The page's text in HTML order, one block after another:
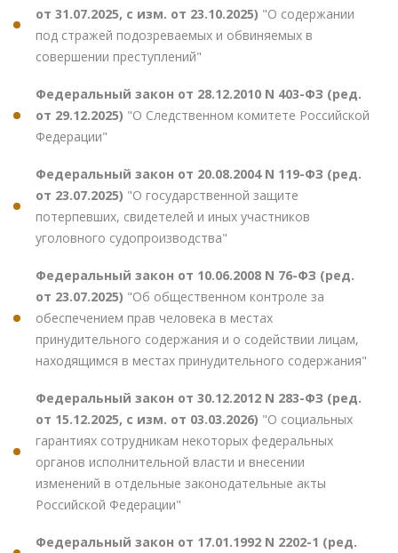
от 31.07.2025, с изм. от 23.10.2025) "О содержании
под стражей подозреваемых и обвиняемых в
совершении преступлений"
Федеральный закон от 28.12.2010 N 403-ФЗ (ред.
от 29.12.2025) "О Следственном комитете Российской
Федерации"
Федеральный закон от 20.08.2004 N 119-ФЗ (ред.
от 23.07.2025) "О государственной защите
потерпевших, свидетелей и иных участников
уголовного судопроизводства"
Федеральный закон от 10.06.2008 N 76-ФЗ (ред.
от 23.07.2025) "Об общественном контроле за
обеспечением прав человека в местах
принудительного содержания и о содействии лицам,
находящимся в местах принудительного содержания"
Федеральный закон от 30.12.2012 N 283-ФЗ (ред.
от 15.12.2025, с изм. от 03.03.2026) "О социальных
гарантиях сотрудникам некоторых федеральных
органов исполнительной власти и внесении
изменений в отдельные законодательные акты
Российской Федерации"
Федеральный закон от 17.01.1992 N 2202-1 (ред.